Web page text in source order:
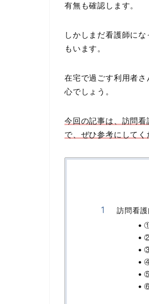
有無も確認します。
しかしまだ看護師に
もいます。
在宅で過ごす利用者
心でしょう。
今回の記事は、訪問
で、ぜひ参考にしてく
訪問看